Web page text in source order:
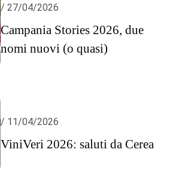
/ 27/04/2026
Campania Stories 2026, due
nomi nuovi (o quasi)
/ 11/04/2026
ViniVeri 2026: saluti da Cerea